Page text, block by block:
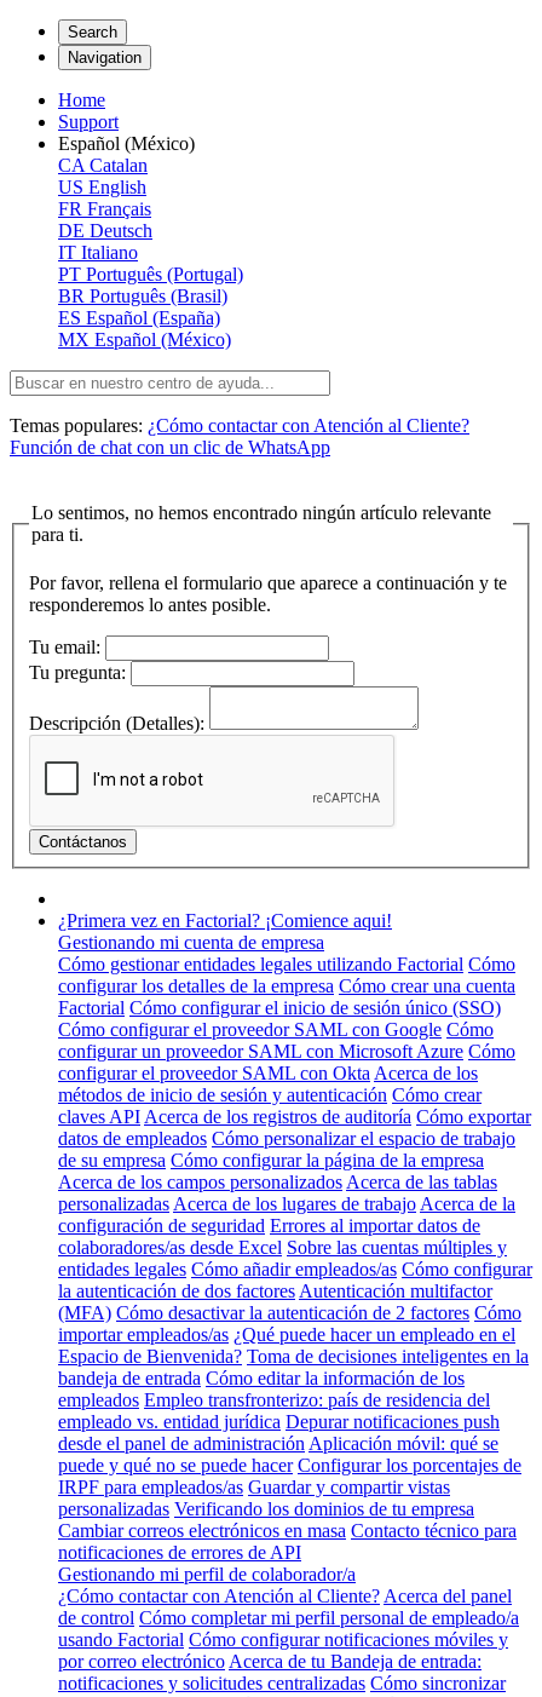
Search
Navigation
Home
Support
Español (México)
CA Catalan
US English
FR Français
DE Deutsch
IT Italiano
PT Português (Portugal)
BR Português (Brasil)
ES Español (España)
MX Español (México)
Temas populares: ¿Cómo contactar con Atención al Cliente?
Función de chat con un clic de WhatsApp
Lo sentimos, no hemos encontrado ningún artículo relevante
para ti.
Por favor, rellena el formulario que aparece a continuación y te
responderemos lo antes posible.
Tu email:
Tu pregunta:
Descripción (Detalles):
¿Primera vez en Factorial? ¡Comience aqui!
Gestionando mi cuenta de empresa
Cómo gestionar entidades legales utilizando Factorial Cómo
configurar los detalles de la empresa Cómo crear una cuenta
Factorial Cómo configurar el inicio de sesión único (SSO)
Cómo configurar el proveedor SAML con Google Cómo
configurar un proveedor SAML con Microsoft Azure Cómo
configurar el proveedor SAML con Okta Acerca de los
métodos de inicio de sesión y autenticación Cómo crear
claves API Acerca de los registros de auditoría Cómo exportar
datos de empleados Cómo personalizar el espacio de trabajo
de su empresa Cómo configurar la página de la empresa
Acerca de los campos personalizados Acerca de las tablas
personalizadas Acerca de los lugares de trabajo Acerca de la
configuración de seguridad Errores al importar datos de
colaboradores/as desde Excel Sobre las cuentas múltiples y
entidades legales Cómo añadir empleados/as Cómo configurar
la autenticación de dos factores Autenticación multifactor
(MFA) Cómo desactivar la autenticación de 2 factores Cómo
importar empleados/as ¿Qué puede hacer un empleado en el
Espacio de Bienvenida? Toma de decisiones inteligentes en la
bandeja de entrada Cómo editar la información de los
empleados Empleo transfronterizo: país de residencia del
empleado vs. entidad jurídica Depurar notificaciones push
desde el panel de administración Aplicación móvil: qué se
puede y qué no se puede hacer Configurar los porcentajes de
IRPF para empleados/as Guardar y compartir vistas
personalizadas Verificando los dominios de tu empresa
Cambiar correos electrónicos en masa Contacto técnico para
notificaciones de errores de API
Gestionando mi perfil de colaborador/a
¿Cómo contactar con Atención al Cliente? Acerca del panel
de control Cómo completar mi perfil personal de empleado/a
usando Factorial Cómo configurar notificaciones móviles y
por correo electrónico Acerca de tu Bandeja de entrada:
notificaciones y solicitudes centralizadas Cómo sincronizar